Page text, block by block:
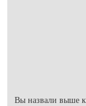
Вы назвали выше